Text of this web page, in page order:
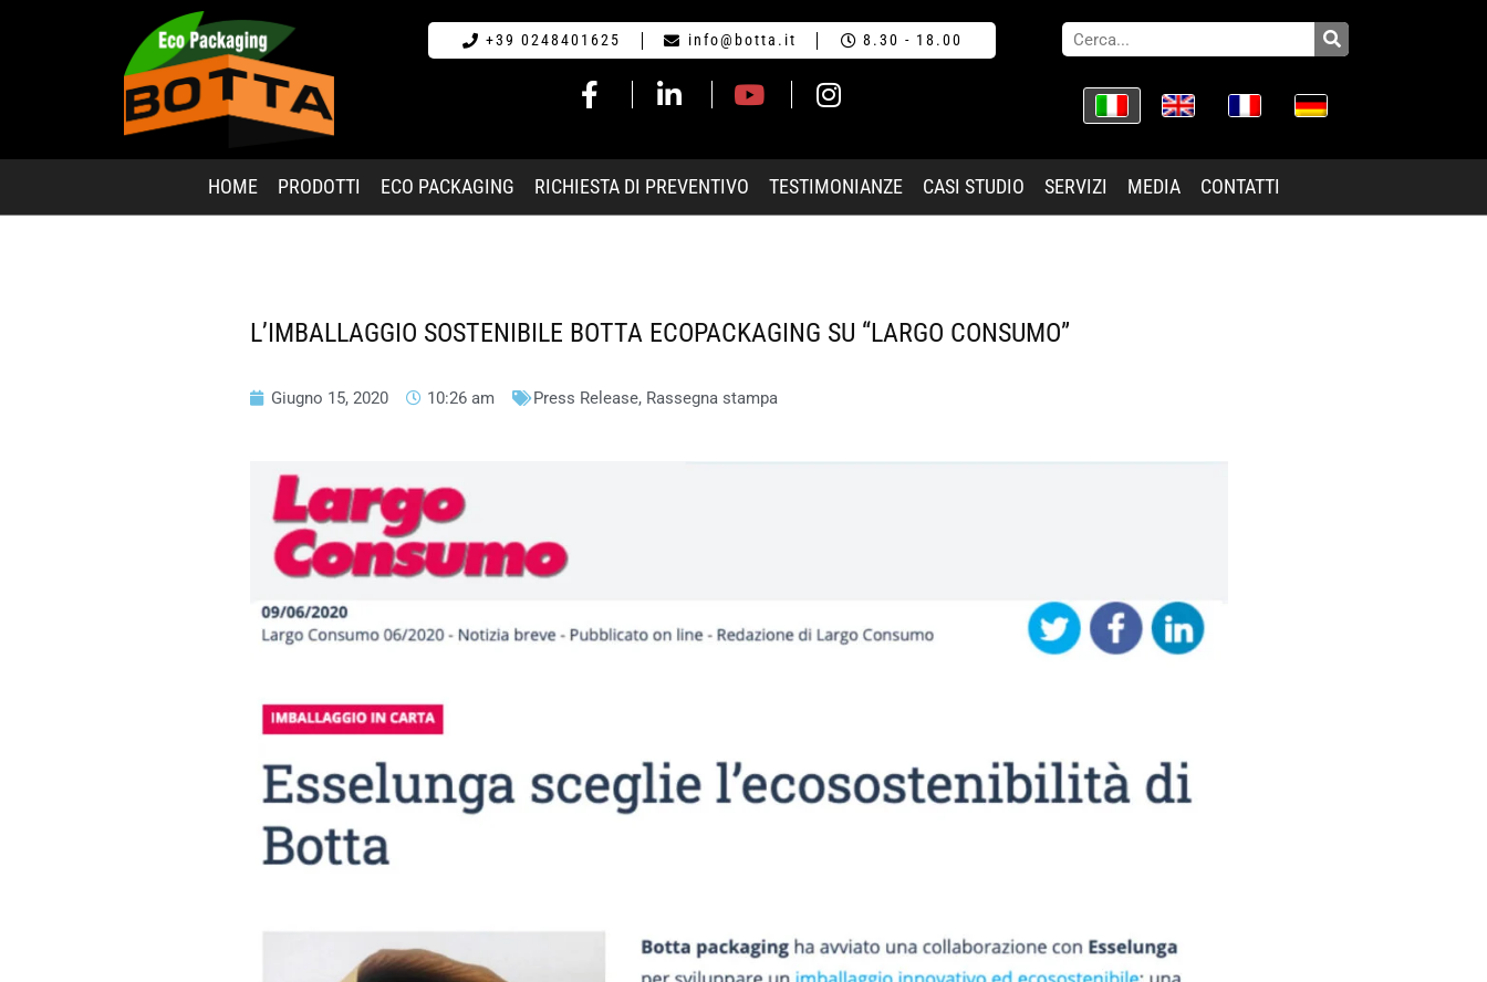
+39 0248401625 info@botta.it 8.30 - 18.00
HOME PRODOTTI ECO PACKAGING RICHIESTA DI PREVENTIVO TESTIMONIANZE CASI STUDIO SERVIZI MEDIA CONTATTI
L’IMBALLAGGIO SOSTENIBILE BOTTA ECOPACKAGING SU “LARGO CONSUMO”
Giugno 15, 2020 10:26 am Press Release, Rassegna stampa